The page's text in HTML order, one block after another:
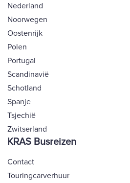
Nederland
Noorwegen
Oostenrijk
Polen
Portugal
Scandinavië
Schotland
Spanje
Tsjechië
Zwitserland
KRAS Busreizen
Contact
Touringcarverhuur